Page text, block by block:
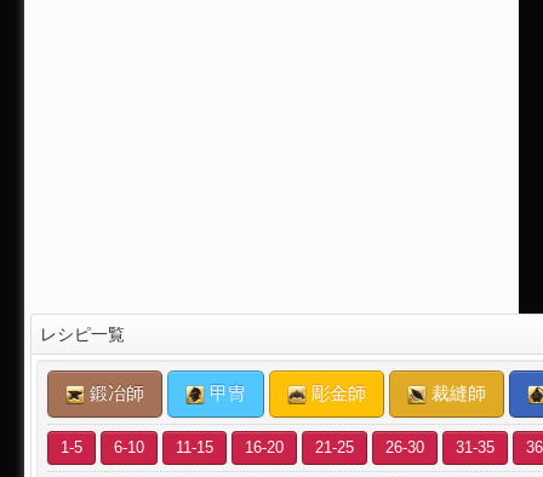
レシピ一覧
鍛冶師 甲冑 彫金師 裁縫師
1-5 6-10 11-15 16-20 21-25 26-30 31-35